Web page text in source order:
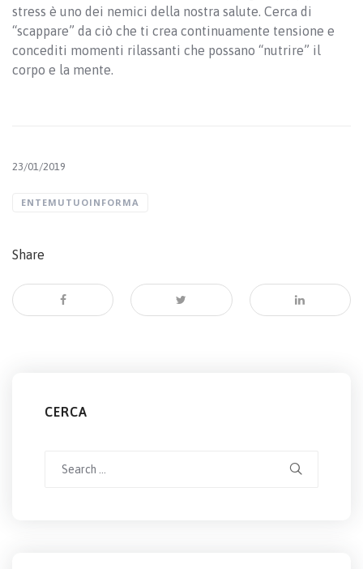
stress è uno dei nemici della nostra salute. Cerca di
“scappare” da ciò che ti crea continuamente tensione e
concediti momenti rilassanti che possano “nutrire” il
corpo e la mente.
23/01/2019
ENTEMUTUOINFORMA
Share
CERCA